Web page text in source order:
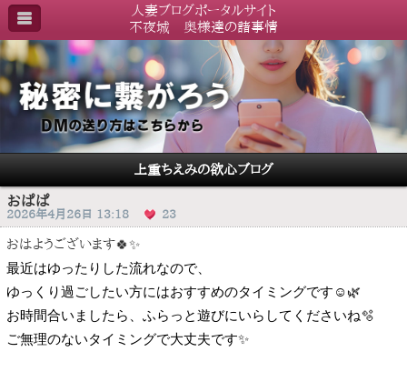
人妻ブログポータルサイト
不夜城 奥様達の諸事情
上重ちえみの欲心ブログ
おぱぱ
2026年4月26日 13:18 23
おはようございます🍀✨
最近はゆったりした流れなので、
ゆっくり過ごしたい方にはおすすめのタイミングです☺️🌿
お時間合いましたら、ふらっと遊びにいらしてくださいね🫧
ご無理のないタイミングで大丈夫です✨